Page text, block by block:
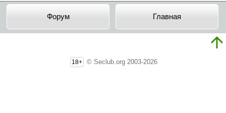
Форум Главная
18+ © Seclub.org 2003-2026